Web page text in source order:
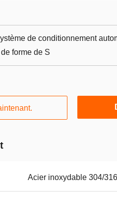
de conditionnement
forme de S
Acier inoxydable 304/316